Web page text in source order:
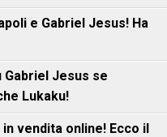
e Gabriel Jesus! Ha
Gabriel Jesus se
Lukaku!
in vendita online! Ecco il